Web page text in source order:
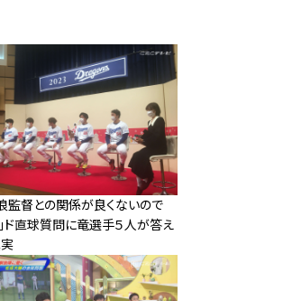
監督との関係が良くないので
ド直球質問に竜選手５人が答え